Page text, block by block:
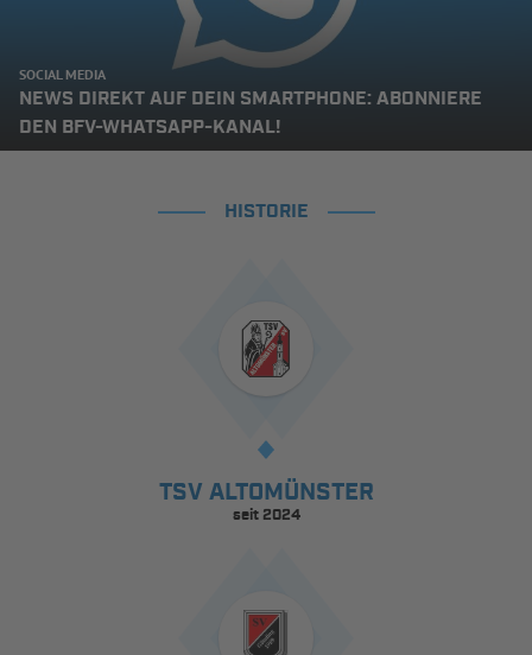
SOCIAL MEDIA
NEWS DIREKT AUF DEIN SMARTPHONE: ABONNIERE
DEN BFV-WHATSAPP-KANAL!
HISTORIE
TSV ALTOMÜNSTER
seit 2024